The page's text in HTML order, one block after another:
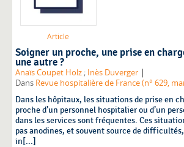
Article
Soigner un proche, une prise en
une autre ?
Anaïs Coupet Holz ; Inès Duverger |
Dans Revue hospitalière de France (n° 629,
Dans les hôpitaux, les situations de prise en
proche d’un personnel hospitalier ou d’un
dans les services sont fréquentes. Ces
pas anodines, et souvent source de
in[...]